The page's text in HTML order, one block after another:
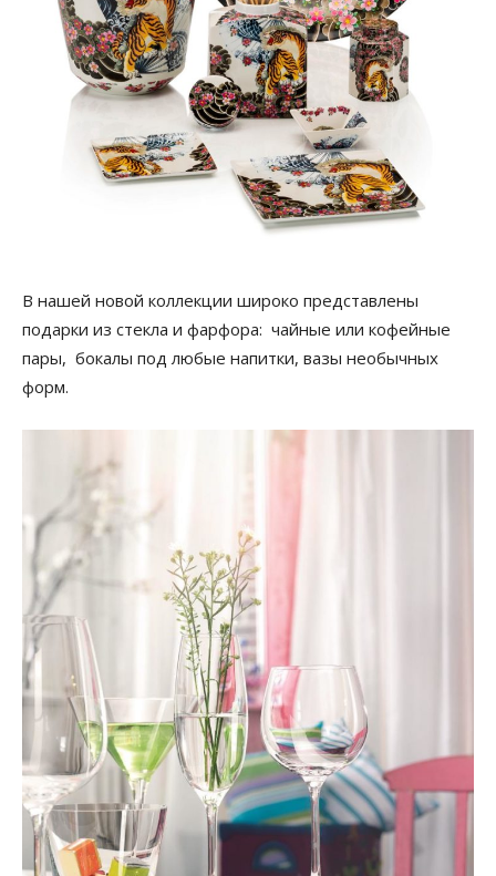
В нашей новой коллекции широко представлены
подарки из стекла и фарфора: чайные или кофейные
пары, бокалы под любые напитки, вазы необычных
форм.